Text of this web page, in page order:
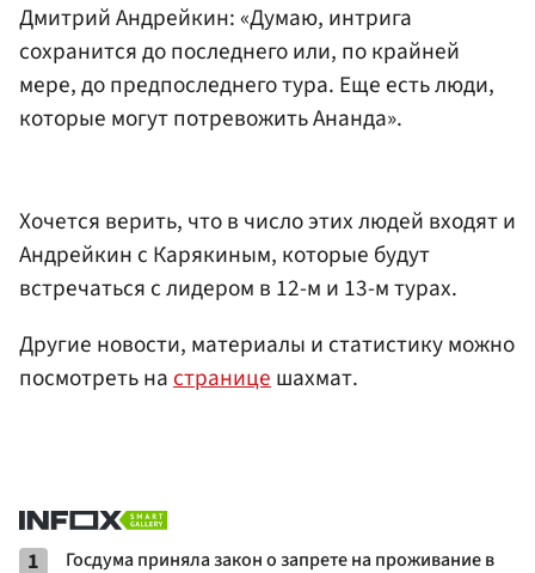
Дмитрий Андрейкин: «Думаю, интрига
сохранится до последнего или, по крайней
мере, до предпоследнего тура. Еще есть люди,
которые могут потревожить Ананда».
Хочется верить, что в число этих людей входят и
Андрейкин с Карякиным, которые будут
встречаться с лидером в 12-м и 13-м турах.
Другие новости, материалы и статистику можно
посмотреть настраницешахмат.
1
Госдума приняла закон о запрете на проживание в